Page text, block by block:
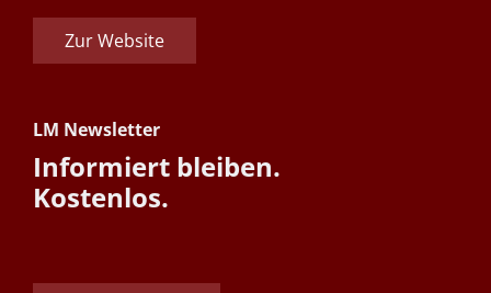
Zur Website
LM Newsletter
Informiert bleiben.
Kostenlos.